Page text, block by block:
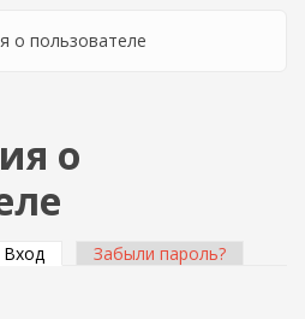
о пользователе
о
Вход (активная вкладка)
Забыли пароль?